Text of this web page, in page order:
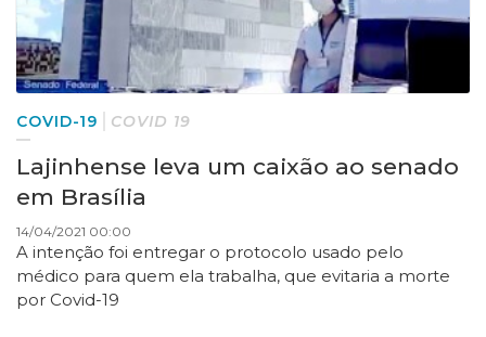
COVID-19 COVID 19
Lajinhense leva um caixão ao senado
em Brasília
14/04/2021 00:00
A intenção foi entregar o protocolo usado pelo
médico para quem ela trabalha, que evitaria a morte
por Covid-19